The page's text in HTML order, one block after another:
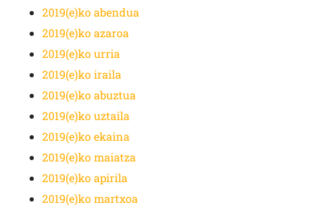
2019(e)ko abendua
2019(e)ko azaroa
2019(e)ko urria
2019(e)ko iraila
2019(e)ko abuztua
2019(e)ko uztaila
2019(e)ko ekaina
2019(e)ko maiatza
2019(e)ko apirila
2019(e)ko martxoa